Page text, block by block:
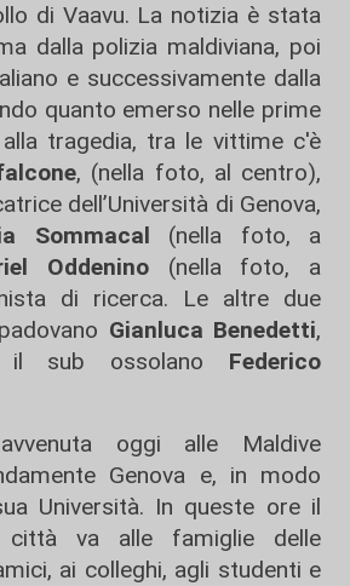
di Vaavu. La notizia è stata
dalla polizia maldiviana, poi
e successivamente dalla
quanto emerso nelle prime
tragedia, tra le vittime c'è
, (nella foto, al centro),
dell’Università di Genova,
Sommacal (nella foto, a
Oddenino (nella foto, a
di ricerca. Le altre due
Gianluca Benedetti,
il sub ossolano Federico
oggi alle Maldive
Genova e, in modo
Università. In queste ore il
città va alle famiglie delle
ai colleghi, agli studenti e